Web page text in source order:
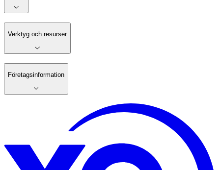
Verktyg och resurser
Företagsinformation